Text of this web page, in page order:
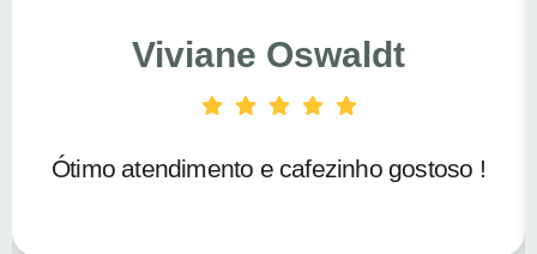
Viviane Oswaldt
Ótimo atendimento e cafezinho gostoso !